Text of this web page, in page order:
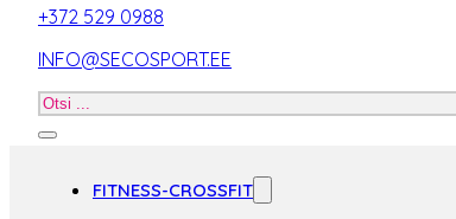
+372 529 0988
INFO@SECOSPORT.EE
Otsi
FITNESS-CROSSFIT